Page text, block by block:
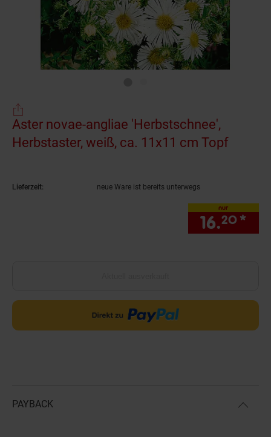
Aster novae-angliae 'Herbstschnee',
Herbstaster, weiß, ca. 11x11 cm Topf
Lieferzeit: neue Ware ist bereits unterwegs
nur
16.20 *
PAYBACK